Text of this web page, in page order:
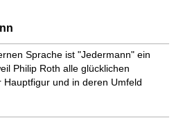
Sprache ist "Jedermann" ein
Philip Roth alle glücklichen
und in deren Umfeld